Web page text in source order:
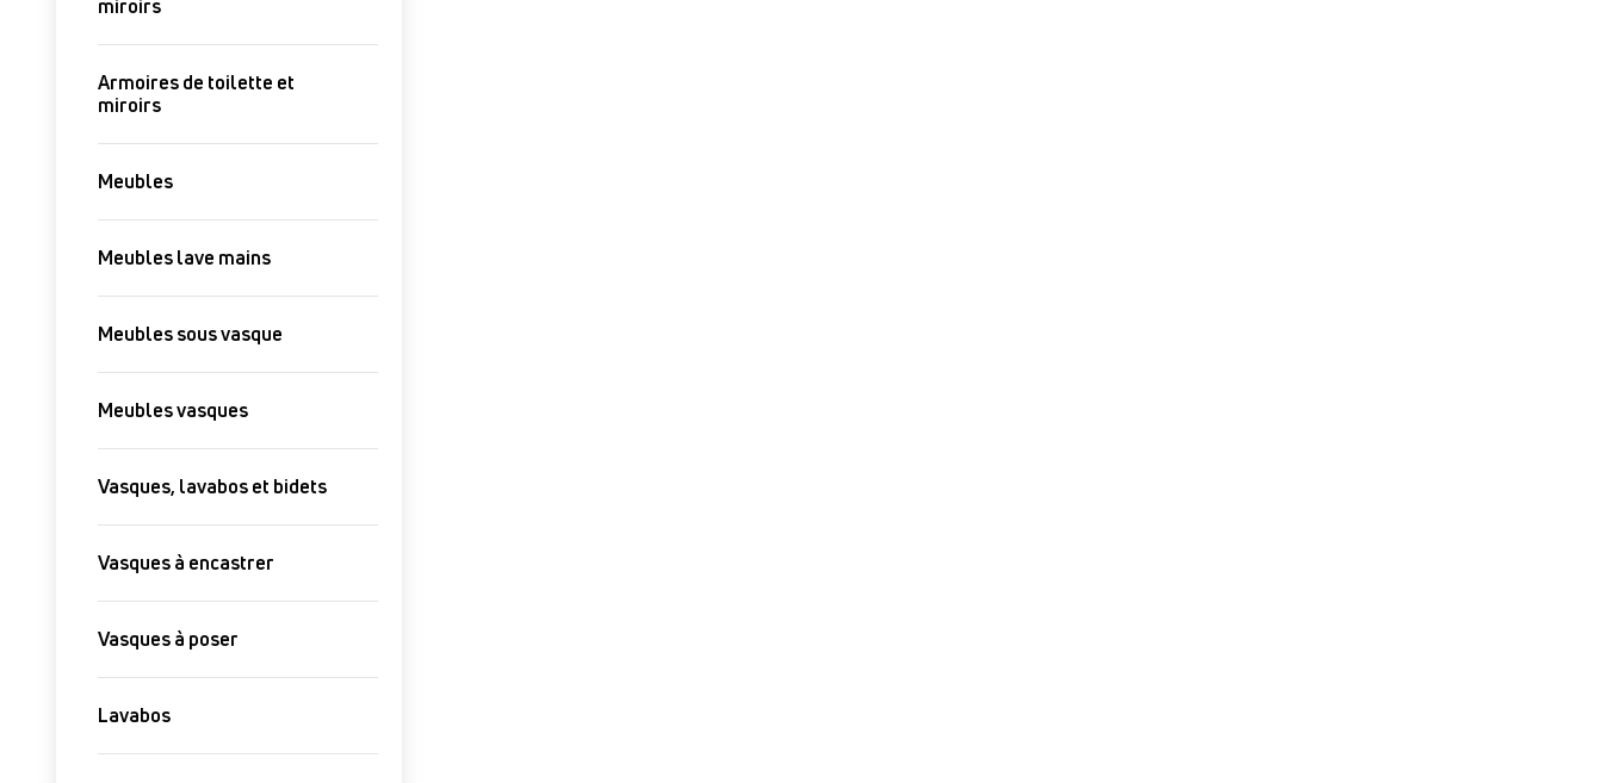
miroirs
Armoires de toilette et
miroirs
Meubles
Meubles lave mains
Meubles sous vasque
Meubles vasques
Vasques, lavabos et bidets
Vasques à encastrer
Vasques à poser
Lavabos